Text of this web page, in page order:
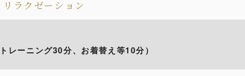
ラクゼーション
レーニング30分、お着替え等10分）